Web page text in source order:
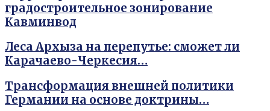
градостроительное зонирование
Кавминвод
Леса Архыза на перепутье: сможет ли
Карачаево-Черкесия…
Трансформация внешней политики
Германии на основе доктрины…